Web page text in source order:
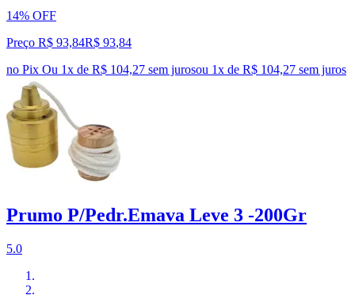
14% OFF
Preço R$ 93,84R$ 93,84
no Pix Ou 1x de R$ 104,27 sem jurosou 1x de R$ 104,27 sem juros
Prumo P/Pedr.Emava Leve 3 -200Gr
5.0